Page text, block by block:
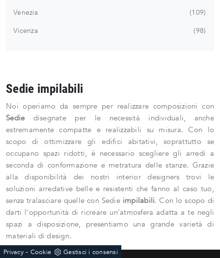
Venezia
109
Vicenza
98
Sedie impilabili
Noi operiamo da sempre per realizzare composizioni con
Sediedisegnate per le necessità individuali, anche
estremamente compatte e realizzabili su misura. Con lo
scopo di ottimizzare gli edifici abitativi, soprattutto se
occupano spazi ridotti, è necessario scegliere gli arredi a
seconda di conformazione e metratura delle stanze. Grazie
alla disponibilità dei nostri interior designers trovi le
soluzioni arredative belle e resistenti che fanno al caso tuo,
senza tralasciare quelle con Sedie impilabili. Con lo scopo di
darti l'opportunità di ricreare un'atmosfera adatta a te negli
spazi a disposizione, presentiamo una grande varietà di
materiali di design.
Privacy- Cookie Gestisci i consensi